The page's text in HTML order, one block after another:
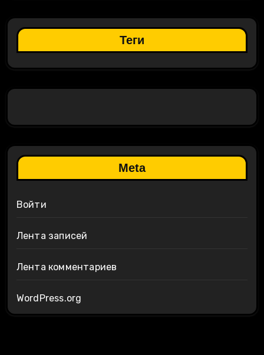
Теги
Meta
Войти
Лента записей
Лента комментариев
WordPress.org